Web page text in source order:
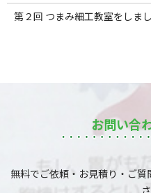
第２回 つまみ細工教室をしま
お問い合
無料でご依頼・お見積り・ご